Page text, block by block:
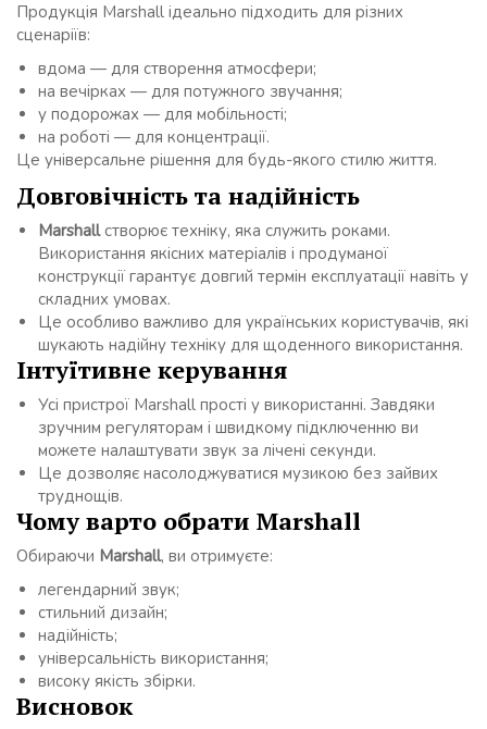
Продукція Marshall ідеально підходить для різних
сценаріїв:
вдома — для створення атмосфери;
на вечірках — для потужного звучання;
у подорожах — для мобільності;
на роботі — для концентрації.
Це універсальне рішення для будь-якого стилю життя.
Довговічність та надійність
Marshallстворює техніку, яка служить роками.
Використання якісних матеріалів і продуманої
конструкції гарантує довгий термін експлуатації навіть у
складних умовах.
Це особливо важливо для українських користувачів, які
шукають надійну техніку для щоденного використання.
Інтуїтивне керування
Усі пристрої Marshall прості у використанні. Завдяки
зручним регуляторам і швидкому підключенню ви
можете налаштувати звук за лічені секунди.
Це дозволяє насолоджуватися музикою без зайвих
труднощів.
Чому варто обрати Marshall
Обираючи Marshall, ви отримуєте:
легендарний звук;
стильний дизайн;
надійність;
універсальність використання;
високу якість збірки.
Висновок